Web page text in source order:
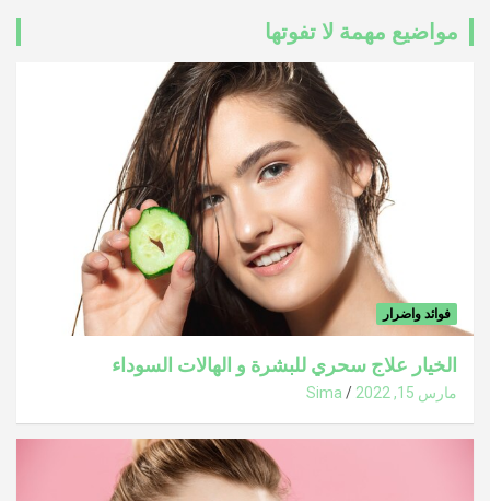
مواضيع مهمة لا تفوتها
فوائد واضرار
الخيار علاج سحري للبشرة و الهالات السوداء
مارس 15, 2022 Sima